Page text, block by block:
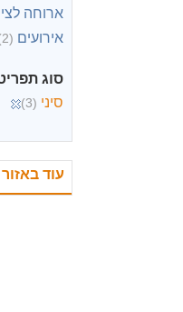
ארוחה
אירועים (2)
סוג
סיני (3)
עוד באזור